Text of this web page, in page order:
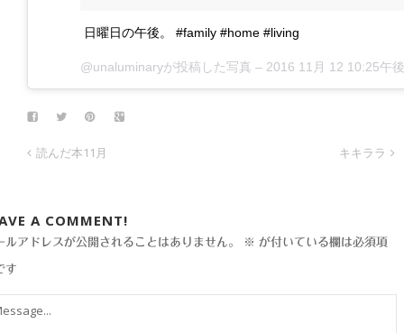
日曜日の午後。 #family #home #living
@unaluminaryが投稿した写真 – 2016 11月 12 10:25午後
読んだ本11月 キキララ
A COMMENT!
ルアドレスが公開されることはありません。 ※ が付いている欄は必須項
す